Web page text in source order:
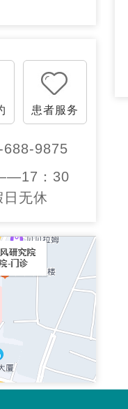
患者服务
688-9875
：30
无休